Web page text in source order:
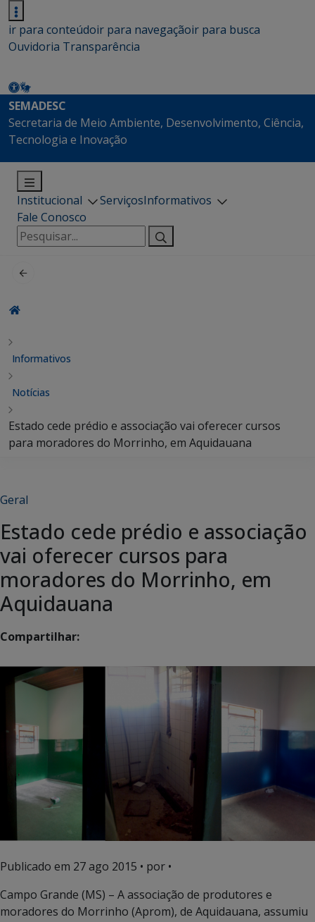
ir para conteúdoir para navegaçãoir para busca
Ouvidoria Transparência
SEMADESC
Secretaria de Meio Ambiente, Desenvolvimento, Ciência,
Tecnologia e Inovação
Institucional ServiçosInformativos
Fale Conosco
Pesquisar
por:
Informativos
Notícias
Estado cede prédio e associação vai oferecer cursos
para moradores do Morrinho, em Aquidauana
Geral
Estado cede prédio e associação
vai oferecer cursos para
moradores do Morrinho, em
Aquidauana
Compartilhar:
Publicado em 27 ago 2015 • por •
Campo Grande (MS) – A associação de produtores e
moradores do Morrinho (Aprom), de Aquidauana, assumiu